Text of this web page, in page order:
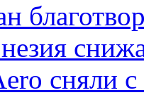
сняли с